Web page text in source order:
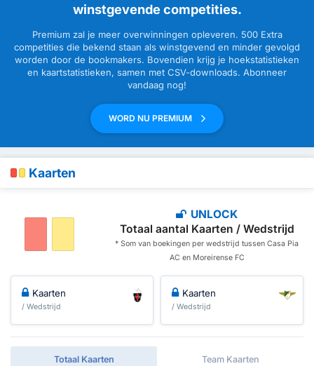
winstgevende competities.
Premium zal je meer overwinningen opleveren. 500 Extra
competities die bekend staan als winstgevend en minder gevolgd
worden door de bookmakers. Bovendien krijg je hoekstatistieken
en kaartstatistieken, samen met CSV-downloads. Abonneer
vandaag nog!
WORD NU PREMIUM
Kaarten
UNLOCK
Totaal aantal Kaarten / Wedstrijd
* Som van boekingen per wedstrijd tussen Casa Pia
AC en Moreirense FC
Kaarten
/ Wedstrijd
Kaarten
/ Wedstrijd
Totaal Kaarten Team Kaarten